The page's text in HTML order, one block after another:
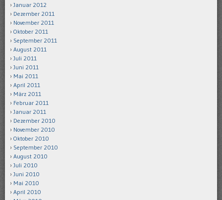
Januar 2012
Dezember 2011
November 2011
Oktober 2011
September 2011
August 2011
Juli 2011
Juni 2011
Mai 2011
April 2011
März 2011
Februar 2011
Januar 2011
Dezember 2010
November 2010
Oktober 2010
September 2010
August 2010
Juli 2010
Juni 2010
Mai 2010
April 2010